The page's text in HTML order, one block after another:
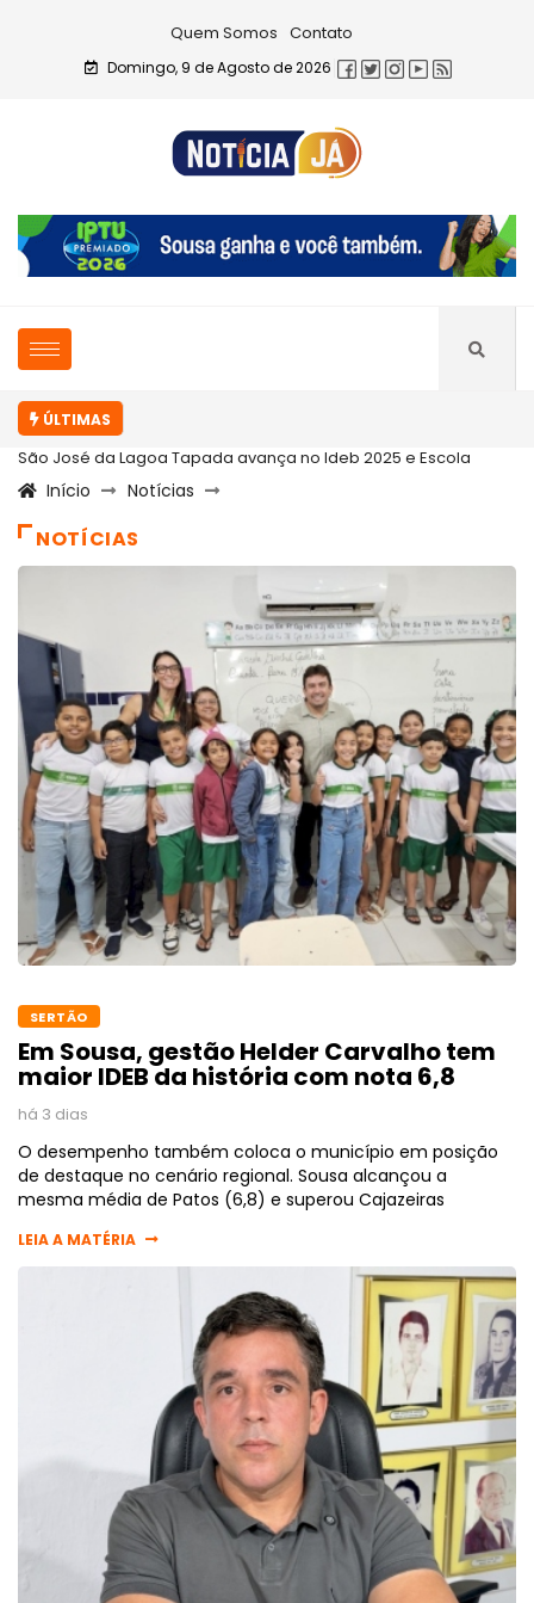
Quem Somos Contato
Domingo, 9 de Agosto de 2026
ÚLTIMAS
São José da Lagoa Tapada avança no Ideb 2025 e Escola
Celestino...
Início Notícias
NOTÍCIAS
SERTÃO
Em Sousa, gestão Helder Carvalho tem
maior IDEB da história com nota 6,8
há 3 dias
O desempenho também coloca o município em posição
de destaque no cenário regional. Sousa alcançou a
mesma média de Patos (6,8) e superou Cajazeiras
LEIA A MATÉRIA